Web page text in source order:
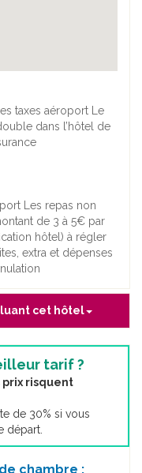
taxes aéroport Le
dans l’hôtel de
Les repas non
de 3 à 5€ par
hôtel) à régler
extra et dépenses
cet hôtel
tarif ?
prix risquent
de 30% si vous
départ.
chambre :